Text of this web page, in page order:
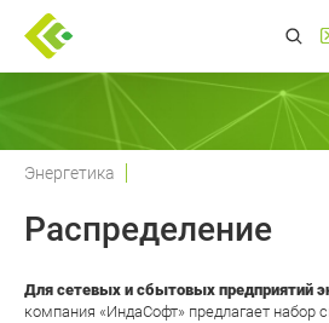
Энергетика
Распределение
Для сетевых и сбытовых предприятий
компания «ИндаСофт» предлагает набор